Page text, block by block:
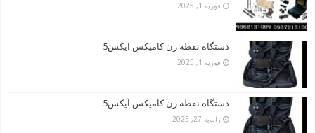
فوریه 1, 2025
دستگاه نقطه زن کامپکس ایکس5
فوریه 1, 2025
دستگاه نقطه زن کامپکس ایکس5
ژانویه 27, 2025